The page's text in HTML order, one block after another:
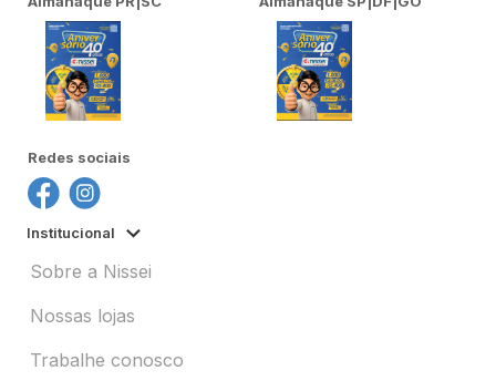
Redes sociais
Institucional
Sobre a Nissei
Nossas lojas
Trabalhe conosco